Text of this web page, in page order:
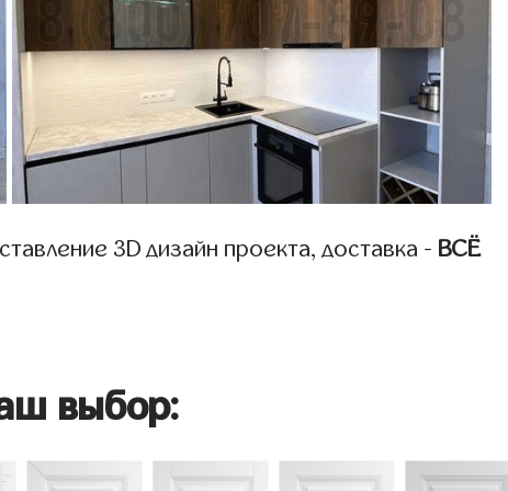
3D дизайн проекта, доставка - ВСЁ
выбор: